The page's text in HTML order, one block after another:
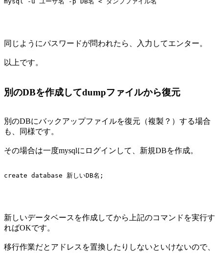
同じようにパスワードが問われたら、入力してエンター。
以上です。
別のDBを作成してdumpファイルから復元
別のDBにバックアップファイルを復元（複製？）する場合
も、同様です。
その場合は一度mysqlにログインして、新規DBを作成。
新しいデータベースを作成してから上記のコマンドを実行す
ればOKです。
移行作業だとアドレスを置換したりしないといけないので、